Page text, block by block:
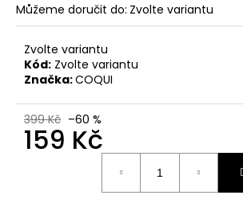
Můžeme doručit do: Zvolte variantu
Zvolte variantu
Kód: Zvolte variantu
Značka:COQUI
399 Kč –60 %
159 Kč
j
e
m
e
DÁMSKÉ
NAZOUVÁKY
ŽABKY
INBLU